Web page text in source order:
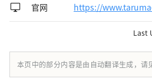
官网 https://
Last
本页中的部分内容是由自动翻译生成，请